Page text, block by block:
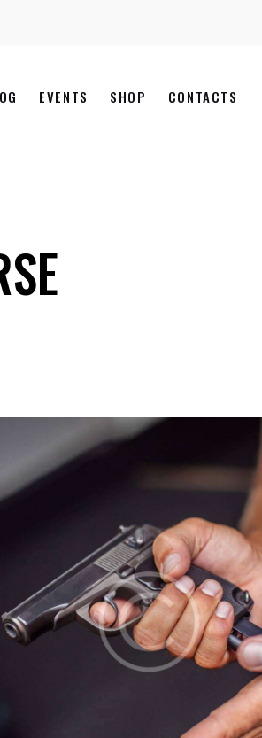
EVENTS SHOP CONTACTS